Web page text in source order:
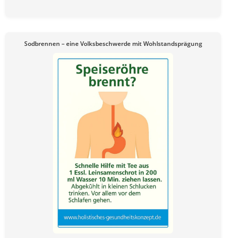
Sodbrennen – eine Volksbeschwerde mit Wohlstandsprägung